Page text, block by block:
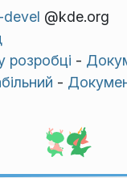
@kde.org
розробці -
-